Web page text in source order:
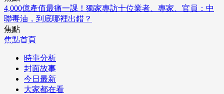
4,000億產值最痛一課！獨家專訪十位業者、專家、官員：中
聯毒油，到底哪裡出錯？
焦點
焦點首頁
時事分析
封面故事
今日最新
大家都在看